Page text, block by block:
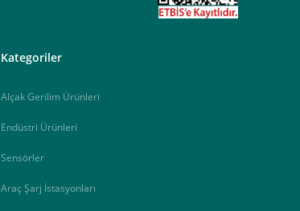
Kategoriler
Alçak Gerilim Ürünleri
Endüstri Ürünleri
Sensörler
Araç Şarj İstasyonları